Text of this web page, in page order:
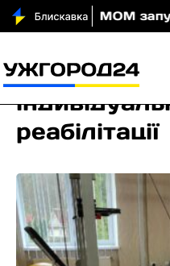
МОМ
реабілітації